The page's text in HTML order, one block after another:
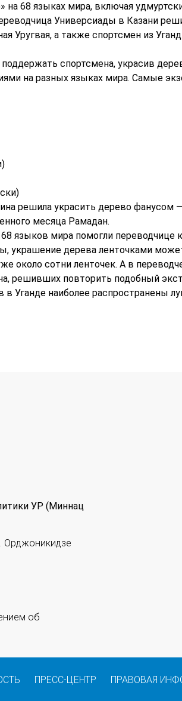
68 языках мира, включая
Универсиады в Казани
Уругвая, а также спортсмен из
спортсмена, украсив
на разных языках мира. Самые
решила украсить дерево
месяца Рамадан.
языков мира помогли переводчице
украшение дерева ленточками
около сотни ленточек. А в
решивших повторить подобный
Уганде наиболее распространены
УР (Миннац
Орджоникидзе
об
ПРЕСС-ЦЕНТР ПРАВОВАЯ